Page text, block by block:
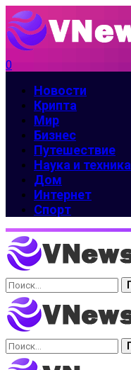
0
Новости
Крипта
Мир
Бизнес
Путешествие
Наука и техника
Дом
Интернет
Спорт
Найти:
Найти: